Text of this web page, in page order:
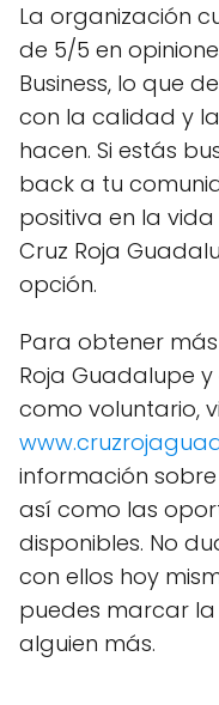
La organización
de 5/5 en
Business, lo que
con la calidad y
hacen. Si estás
back a tu
positiva en la
Cruz Roja
opción.
Para obtener
Roja Guadalupe
como voluntario,
información
así como las
disponibles. No
con ellos hoy
puedes marcar
alguien más.